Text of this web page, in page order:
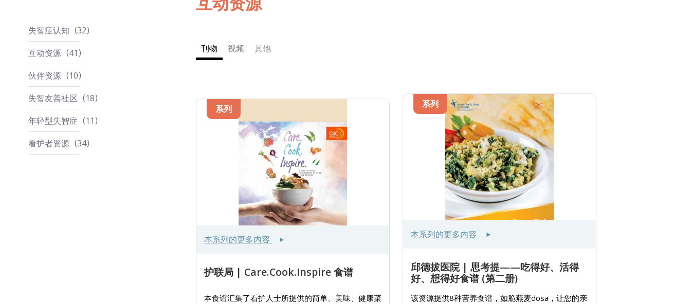
失智症认知
32
互动资源
41
伙伴资源
10
失智友善社区
18
年轻型失智症
11
看护者资源
34
刊物 视频 其他
系列
本系列的更多内容
护联局 | Care.Cook.Inspire 食谱
本食谱汇集了看护人士所提供的简单、美味、健康菜
系列
本系列的更多内容
邱德拔医院 | 思考提——吃得好、活得
好、想得好食谱 (第二册)
该资源提供8种营养食谱，如脆燕麦dosa，让您的亲